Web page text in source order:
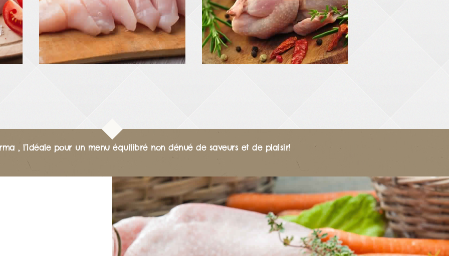
, l’idéale pour un menu équilibré non dénué de saveurs et de plaisir!